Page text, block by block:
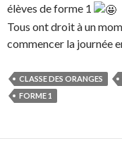
élèves de forme 1
Tous ont droit à un
commencer la journée
CLASSE DES ORANGES
FORME 1